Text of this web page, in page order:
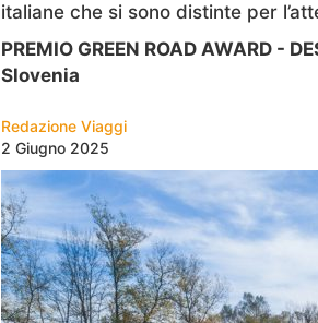
italiane che si sono distinte per
PREMIO GREEN ROAD AWARD -
Slovenia
Redazione Viaggi
2 Giugno 2025